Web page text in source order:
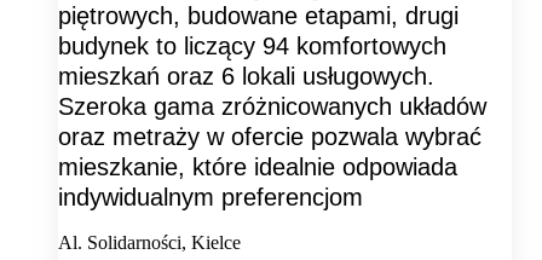
piętrowych, budowane etapami, drugi
budynek to liczący 94 komfortowych
mieszkań oraz 6 lokali usługowych.
Szeroka gama zróżnicowanych układów
oraz metraży w ofercie pozwala wybrać
mieszkanie, które idealnie odpowiada
indywidualnym preferencjom
Al. Solidarności, Kielce